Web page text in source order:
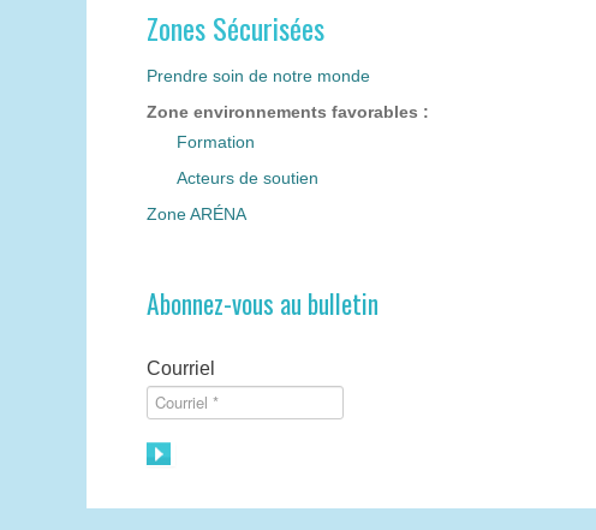
Zones Sécurisées
Prendre soin de notre monde
Zone environnements favorables :
Formation
Acteurs de soutien
Zone ARÉNA
Abonnez-vous au bulletin
Courriel